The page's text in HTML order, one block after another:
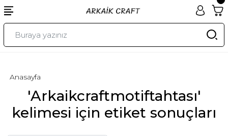
'Arkaikcraftmotiftahtası'
kelimesi için etiket sonuçları
Anasayfa